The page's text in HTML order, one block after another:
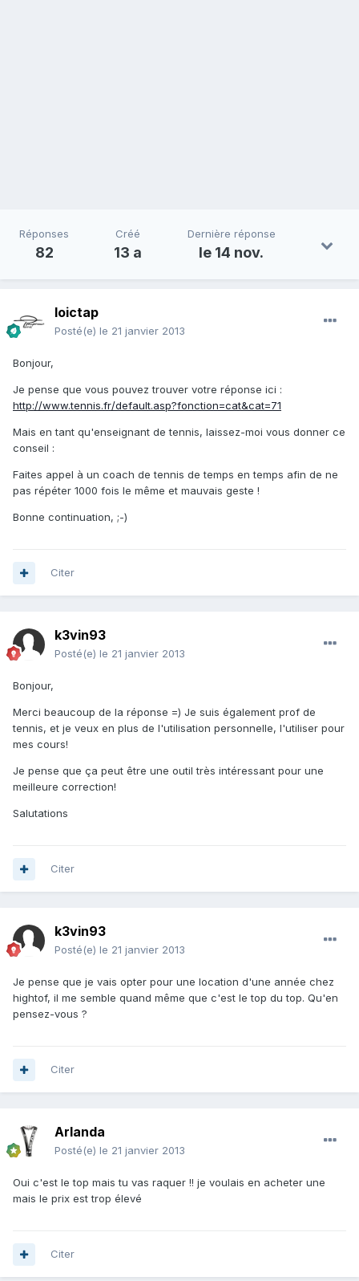
Réponses
82
Créé
13 a
Dernière réponse
le 14 nov.
loictap
Posté(e) le 21 janvier 2013
Bonjour,
Je pense que vous pouvez trouver votre réponse ici :
http://www.tennis.fr/default.asp?fonction=cat&cat=71
Mais en tant qu'enseignant de tennis, laissez-moi vous donner ce
conseil :
Faites appel à un coach de tennis de temps en temps afin de ne
pas répéter 1000 fois le même et mauvais geste !
Bonne continuation, ;-)
Citer
k3vin93
Posté(e) le 21 janvier 2013
Bonjour,
Merci beaucoup de la réponse =) Je suis également prof de
tennis, et je veux en plus de l'utilisation personnelle, l'utiliser pour
mes cours!
Je pense que ça peut être une outil très intéressant pour une
meilleure correction!
Salutations
Citer
k3vin93
Posté(e) le 21 janvier 2013
Je pense que je vais opter pour une location d'une année chez
hightof, il me semble quand même que c'est le top du top. Qu'en
pensez-vous ?
Citer
Arlanda
Posté(e) le 21 janvier 2013
Oui c'est le top mais tu vas raquer !! je voulais en acheter une
mais le prix est trop élevé
Citer